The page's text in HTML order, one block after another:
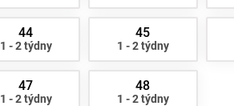
44
1 - 2 týdny
45
1 - 2 týdny
47
1 - 2 týdny
48
1 - 2 týdny